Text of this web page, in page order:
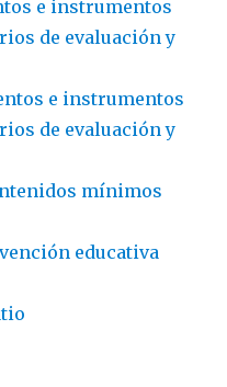
e instrumentos
de evaluación y
e instrumentos
de evaluación y
mínimos
educativa